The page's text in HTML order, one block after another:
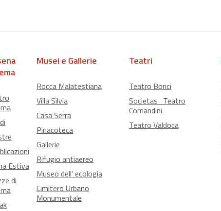
Estiva
di
Musei e Gallerie
Rocca Malatestiana
Villa Silvia
Casa Serra
Pinacoteca
Gallerie
Rifugio antiaereo
Museo dell' ecologia
Cimitero Urbano
Monumentale
Teatri
Teatro Bonci
Societas_Teatro
Comandini
Teatro Valdoca